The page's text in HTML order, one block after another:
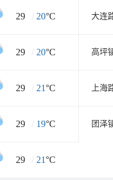
29 / 20°C 大连
29 / 20°C 高坪
29 / 21°C 上海
29 / 19°C 团泽
29 / 21°C